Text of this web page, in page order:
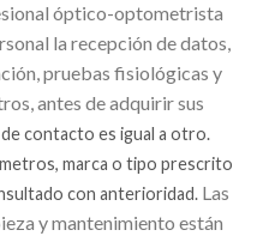
óptico-optometrista
la recepción de datos,
pruebas fisiológicas y
antes de adquirir sus
contacto es igual a otro.
marca o tipo prescrito
con anterioridad. Las
y mantenimiento están